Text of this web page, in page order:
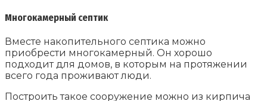
Многокамерный септик
Вместе накопительного септика можно
приобрести многокамерный. Он хорошо
подходит для домов, в которым на протяжении
всего года проживают люди.
Построить такое сооружение можно из кирпича